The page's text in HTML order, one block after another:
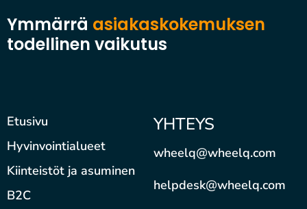
Ymmärrä asiakaskokemuksen
todellinen vaikutus
Etusivu
Hyvinvointialueet
Kiinteistöt ja asuminen
B2C
YHTEYS
wheelq@wheelq.com
helpdesk@wheelq.com